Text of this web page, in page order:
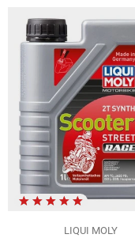
LIQUI MOLY